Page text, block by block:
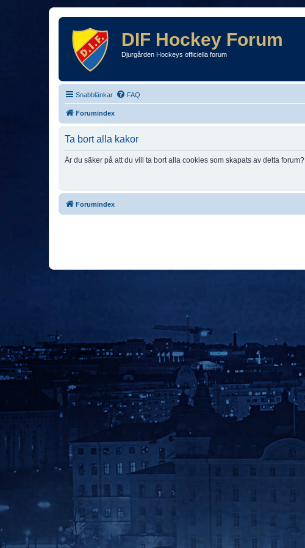
DIF Hockey Forum
Djurgården Hockeys officiella forum
Snabblänkar FAQ
Forumindex
Ta bort alla kakor
Är du säker på att du vill ta bort alla cookies som skapats av detta forum?
Forumindex